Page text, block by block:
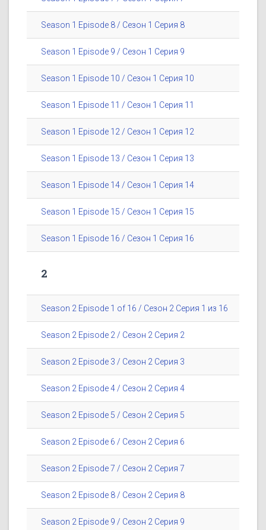
Season 1 Episode 8 / Сезон 1 Серия 8
Season 1 Episode 9 / Сезон 1 Серия 9
Season 1 Episode 10 / Сезон 1 Серия 10
Season 1 Episode 11 / Сезон 1 Серия 11
Season 1 Episode 12 / Сезон 1 Серия 12
Season 1 Episode 13 / Сезон 1 Серия 13
Season 1 Episode 14 / Сезон 1 Серия 14
Season 1 Episode 15 / Сезон 1 Серия 15
Season 1 Episode 16 / Сезон 1 Серия 16
2
Season 2 Episode 1 of 16 / Сезон 2 Серия 1 из 16
Season 2 Episode 2 / Сезон 2 Серия 2
Season 2 Episode 3 / Сезон 2 Серия 3
Season 2 Episode 4 / Сезон 2 Серия 4
Season 2 Episode 5 / Сезон 2 Серия 5
Season 2 Episode 6 / Сезон 2 Серия 6
Season 2 Episode 7 / Сезон 2 Серия 7
Season 2 Episode 8 / Сезон 2 Серия 8
Season 2 Episode 9 / Сезон 2 Серия 9